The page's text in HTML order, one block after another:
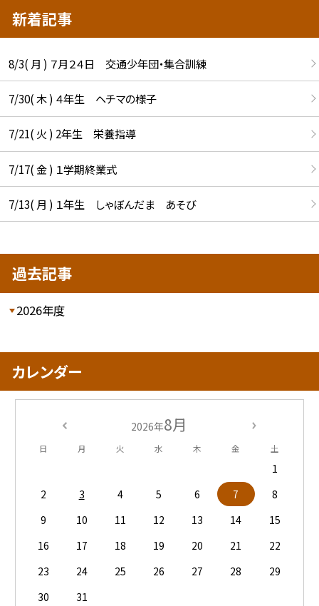
新着記事
8/3( 月 ) ７月２４日 交通少年団・集合訓練
7/30( 木 ) ４年生 ヘチマの様子
7/21( 火 ) 2年生 栄養指導
7/17( 金 ) １学期終業式
7/13( 月 ) １年生 しゃぼんだま あそび
過去記事
2026年度
カレンダー
2026年8月
日 月 火 水 木 金 土
1
2
3 4 5 6 7
8
9
10 11 12 13 14
15
16
17 18 19 20 21
22
23
24 25 26 27 28
29
30
31